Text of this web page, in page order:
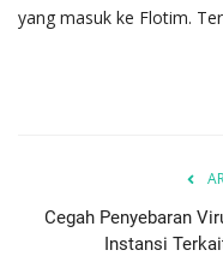
yang masuk ke Flotim.
Cegah Penyebaran
Instansi